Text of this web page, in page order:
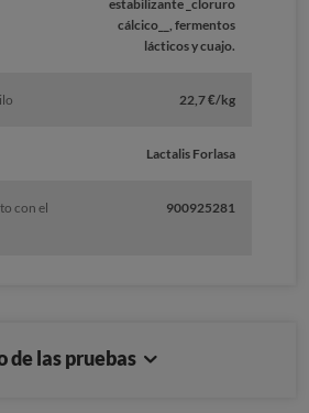
estabilizante _cloruro
cálcico__, fermentos
lácticos y cuajo.
22,7 €/kg
Lactalis Forlasa
con el
900925281
de las pruebas